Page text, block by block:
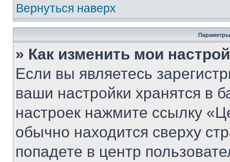
Вернуться наверх
Параметры
» Как изменить мои
Если вы являетесь
ваши настройки хранятся в
настроек нажмите ссылку
обычно находится сверху
попадете в центр